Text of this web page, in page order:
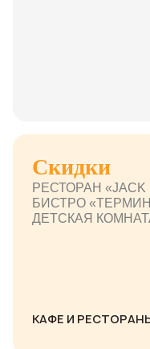
Скидки
РЕСТОРАН «JACK
БИСТРО
ДЕТСКАЯ
КАФЕ И